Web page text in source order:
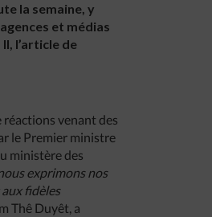
la semaine, y
et médias
l’article de
venant des
le Premier ministre
ministère des
exprimons nos
fidèles
Thê Duyêt, a